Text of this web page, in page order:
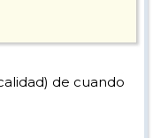
de cuando